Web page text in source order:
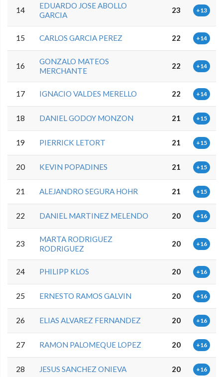
14
EDUARDO JOSE ABOLLO
GARCIA
23 +13
15 CARLOS GARCIA PEREZ 22 +14
16
GONZALO MATEOS
MERCHANTE
22 +14
17 IGNACIO VALDES MERELLO 22 +14
18 DANIEL GODOY MONZON 21 +15
19 PIERRICK LETORT 21 +15
20 KEVIN POPADINES 21 +15
21 ALEJANDRO SEGURA HOHR 21 +15
22 DANIEL MARTINEZ MELENDO 20 +16
23
MARTA RODRIGUEZ
RODRIGUEZ
20 +16
24 PHILIPP KLOS 20 +16
25 ERNESTO RAMOS GALVIN 20 +16
26 ELIAS ALVAREZ FERNANDEZ 20 +16
27 RAMON PALOMEQUE LOPEZ 20 +16
28 JESUS SANCHEZ ONIEVA 20 +16